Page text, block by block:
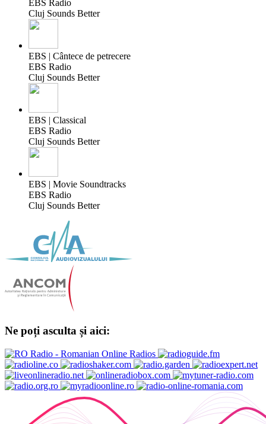
EBS Radio
Cluj Sounds Better
EBS | Cântece de petrecere
EBS Radio
Cluj Sounds Better
EBS | Classical
EBS Radio
Cluj Sounds Better
EBS | Movie Soundtracks
EBS Radio
Cluj Sounds Better
Ne poți asculta și aici: